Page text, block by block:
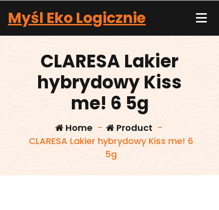
content
Myśl Eko Logicznie
CLARESA Lakier
hybrydowy Kiss
me! 6 5g
Home- Product -
CLARESA Lakier hybrydowy Kiss me! 6
5g